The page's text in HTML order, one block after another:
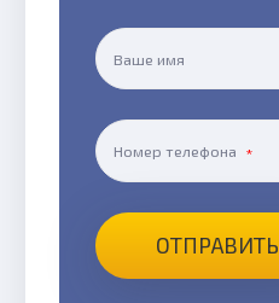
Ваше имя
Номер телефона
ОТПРАВИТЬ